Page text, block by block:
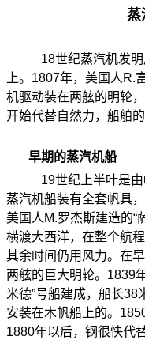
蒸
18世纪蒸汽机发
上。 1807年，美国人R.
机驱动装在两舷的明轮
开始代替自然力，船舶
早期的蒸汽机船
19世纪上半叶是
蒸汽机船装有全套帆具
美国人M.罗杰斯建造的“
横渡大西洋，在整个航
其余时间仍用风力。在
两舷的巨大明轮。 1839
米德”号船建成，船长38
安装在木帆船上的。
1880年以后，钢很快代